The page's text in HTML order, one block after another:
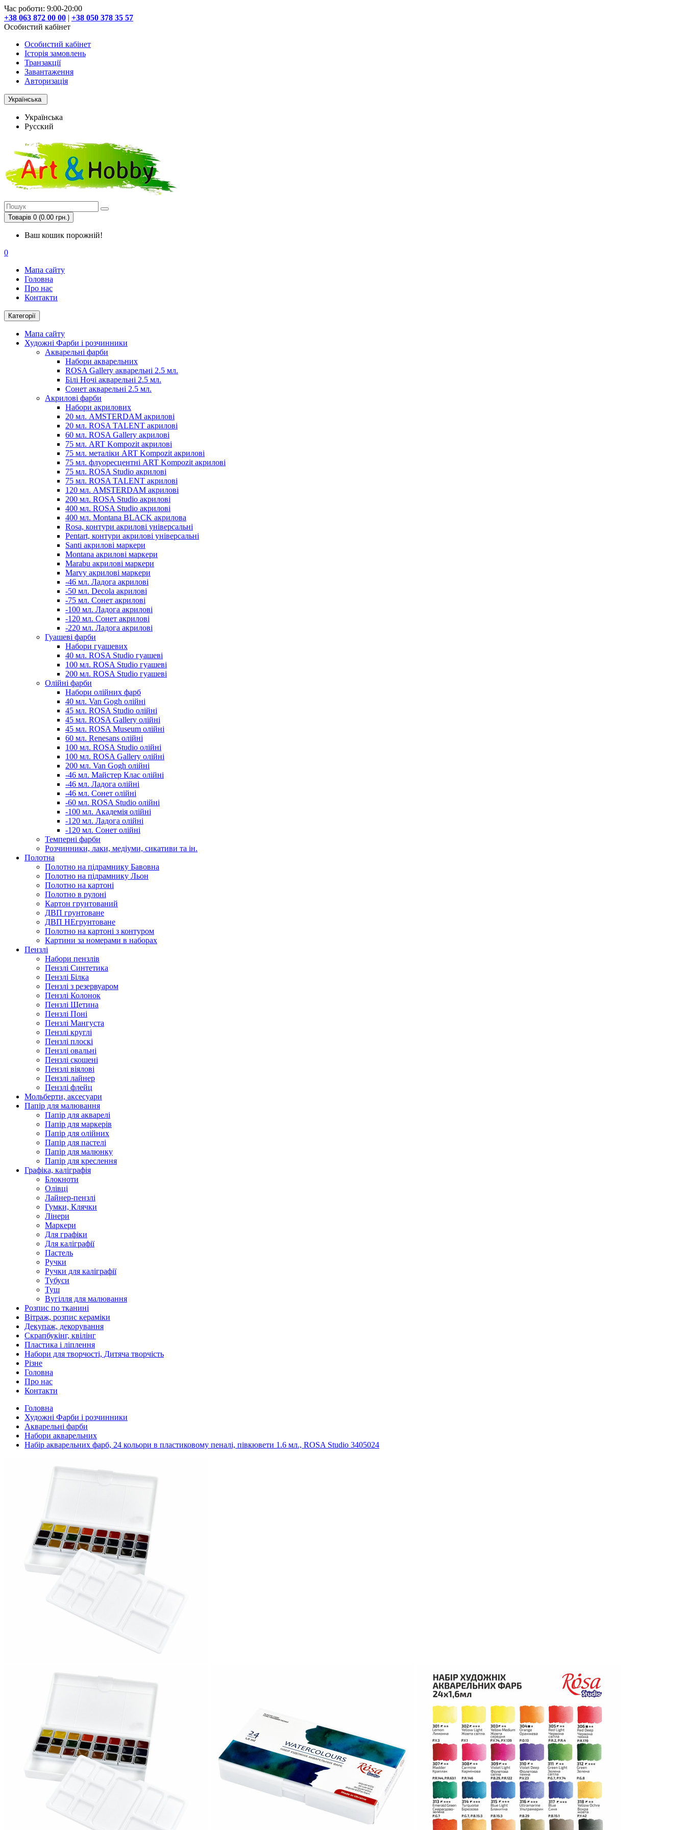
Час роботи: 9:00-20:00
+38 063 872 00 00 | +38 050 378 35 57
Особистий кабінет
Особистий кабінет
Історія замовлень
Транзакції
Завантаження
Авторизація
Українська
Українська
Русский
Товарів 0 (0.00 грн.)
Ваш кошик порожній!
0
Мапа сайту
Головна
Про нас
Контакти
Категорії
Мапа сайту
Художні Фарби і розчинники
Акварельні фарби
Набори акварельних
ROSA Gallery акварельні 2.5 мл.
Білі Ночі акварельні 2.5 мл.
Сонет акварельні 2.5 мл.
Акрилові фарби
Набори акрилових
20 мл. AMSTERDAM акрилові
20 мл. ROSA TALENT акрилові
60 мл. ROSA Gallery акрилові
75 мл. ART Kompozit акрилові
75 мл. металіки ART Kompozit акрилові
75 мл. флуоресцентні ART Kompozit акрилові
75 мл. ROSA Studio акрилові
75 мл. ROSA TALENT акрилові
120 мл. AMSTERDAM акрилові
200 мл. ROSA Studio акрилові
400 мл. ROSA Studio акрилові
400 мл. Montana BLACK акрилова
Rosa, контури акрилові універсальні
Pentart, контури акрилові універсальні
Santi акрилові маркери
Montana акрилові маркери
Marabu акрилові маркери
Marvy акрилові маркери
-46 мл. Ладога акрилові
-50 мл. Decola акрилові
-75 мл. Сонет акрилові
-100 мл. Ладога акрилові
-120 мл. Сонет акрилові
-220 мл. Ладога акрилові
Гуашеві фарби
Набори гуашевих
40 мл. ROSA Studio гуашеві
100 мл. ROSA Studio гуашеві
200 мл. ROSA Studio гуашеві
Олійні фарби
Набори олійних фарб
40 мл. Van Gogh олійні
45 мл. ROSA Studio олійні
45 мл. ROSA Gallery олійні
45 мл. ROSA Museum олійні
60 мл. Renesans олійні
100 мл. ROSA Studio олійні
100 мл. ROSA Gallery олійні
200 мл. Van Gogh олійні
-46 мл. Майстер Клас олійні
-46 мл. Ладога олійні
-46 мл. Сонет олійні
-60 мл. ROSA Studio олійні
-100 мл. Академія олійні
-120 мл. Ладога олійні
-120 мл. Сонет олійні
Темперні фарби
Розчинники, лаки, медіуми, сикативи та ін.
Полотна
Полотно на підрамнику Бавовна
Полотно на підрамнику Льон
Полотно на картоні
Полотно в рулоні
Картон грунтований
ДВП грунтоване
ДВП НЕгрунтоване
Полотно на картоні з контуром
Картини за номерами в наборах
Пензлі
Набори пензлів
Пензлі Синтетика
Пензлі Білка
Пензлі з резервуаром
Пензлі Колонок
Пензлі Щетина
Пензлі Поні
Пензлі Мангуста
Пензлі круглі
Пензлі плоскі
Пензлі овальні
Пензлі скошені
Пензлі віялові
Пензлі лайнер
Пензлі флейц
Мольберти, аксесуари
Папір для малювання
Папір для акварелі
Папір для маркерів
Папір для олійних
Папір для пастелі
Папір для малюнку
Папір для креслення
Графіка, каліграфія
Блокноти
Олівці
Лайнер-пензлі
Гумки, Клячки
Лінери
Маркери
Для графіки
Для каліграфії
Пастель
Ручки
Ручки для каліграфії
Тубуси
Туш
Вугілля для малювання
Розпис по тканині
Вітраж, розпис кераміки
Декупаж, декорування
Скрапбукінг, квілінг
Пластика і ліплення
Набори для творчості, Дитяча творчість
Різне
Головна
Про нас
Контакти
Головна
Художні Фарби і розчинники
Акварельні фарби
Набори акварельних
Набір акварельних фарб, 24 кольори в пластиковому пеналі, півкювети 1.6 мл., ROSA Studio 3405024